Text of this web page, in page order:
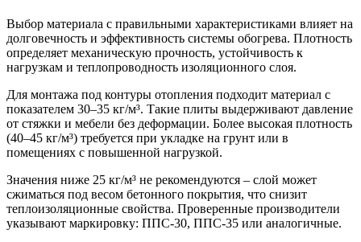
Выбор материала с правильными характеристиками влияет на
долговечность и эффективность системы обогрева. Плотность
определяет механическую прочность, устойчивость к
нагрузкам и теплопроводность изоляционного слоя.
Для монтажа под контуры отопления подходит материал с
показателем 30–35 кг/м³. Такие плиты выдерживают давление
от стяжки и мебели без деформации. Более высокая плотность
(40–45 кг/м³) требуется при укладке на грунт или в
помещениях с повышенной нагрузкой.
Значения ниже 25 кг/м³ не рекомендуются – слой может
сжиматься под весом бетонного покрытия, что снизит
теплоизоляционные свойства. Проверенные производители
указывают маркировку: ППС-30, ППС-35 или аналогичные.